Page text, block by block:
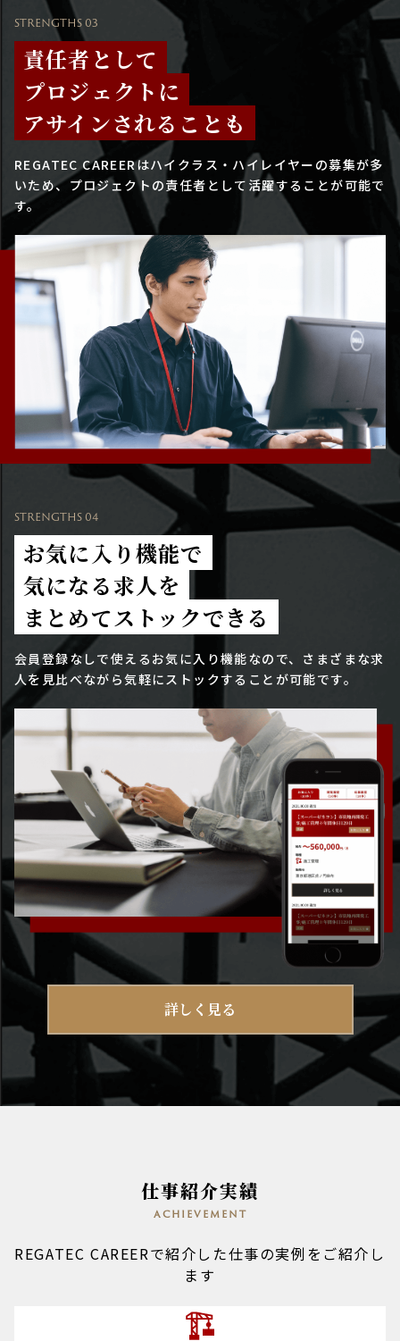
STRENGTHS 03
責任者として
プロジェクトに
アサインされることも
REGATEC CAREERはハイクラス・ハイレイヤーの募集が多
いため、プロジェクトの責任者として活躍することが可能で
す。
STRENGTHS 04
お気に入り機能で
気になる求人を
まとめてストックできる
会員登録なしで使えるお気に入り機能なので、さまざまな求
人を見比べながら気軽にストックすることが可能です。
詳しく見る
仕事紹介実績
achievement
REGATEC CAREERで紹介した仕事の実例をご紹介し
ます